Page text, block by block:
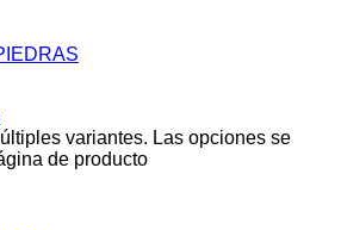
variantes. Las opciones se
de producto